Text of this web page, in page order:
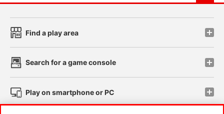
Find a play area
Search for a game console
Play on smartphone or PC